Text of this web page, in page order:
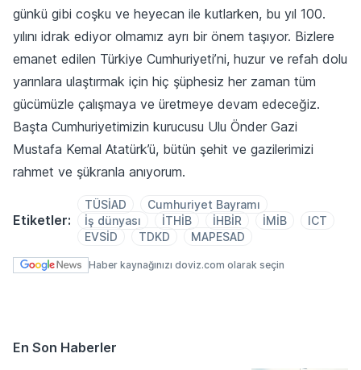
günkü gibi coşku ve heyecan ile kutlarken, bu yıl 100.
yılını idrak ediyor olmamız ayrı bir önem taşıyor. Bizlere
emanet edilen Türkiye Cumhuriyeti’ni, huzur ve refah dolu
yarınlara ulaştırmak için hiç şüphesiz her zaman tüm
gücümüzle çalışmaya ve üretmeye devam edeceğiz.
Başta Cumhuriyetimizin kurucusu Ulu Önder Gazi
Mustafa Kemal Atatürk’ü, bütün şehit ve gazilerimizi
rahmet ve şükranla anıyorum.
Etiketler:
TÜSİAD
Cumhuriyet Bayramı
İş dünyası
İTHİB İHBİR İMİB
ICT
EVSİD
TDKD MAPESAD
Haber kaynağınızı doviz.com olarak seçin
En Son Haberler